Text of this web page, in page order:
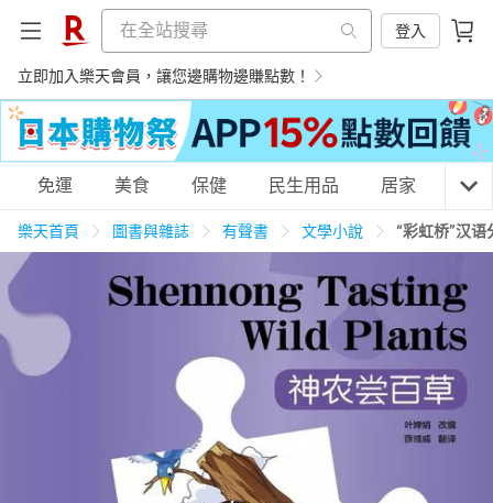
登入
立即加入樂天會員，讓您邊購物邊賺點數！
購物網分類
美食蛋糕 養生保健 民生用品
3C家電 運動休閒 親子玩具
男裝 化妝保養
免運 美食 保健 民生用品 居家 3C
樂天首頁 圖書與雜誌 有聲書 文學小說 “彩虹桥”汉